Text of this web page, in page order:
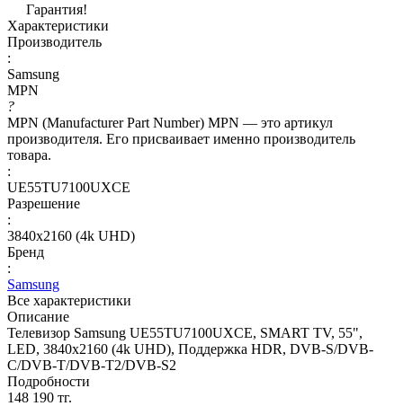
Гарантия!
Характеристики
Производитель
:
Samsung
MPN
?
MPN (Manufacturer Part Number) MPN — это артикул
производителя. Его присваивает именно производитель
товара.
:
UE55TU7100UXCE
Разрешение
:
3840x2160 (4k UHD)
Бренд
:
Samsung
Все характеристики
Описание
Телевизор Samsung UE55TU7100UXCE, SMART TV, 55",
LED, 3840x2160 (4k UHD), Поддержка HDR, DVB-S/DVB-
C/DVB-T/DVB-T2/DVB-S2
Подробности
148 190 тг.